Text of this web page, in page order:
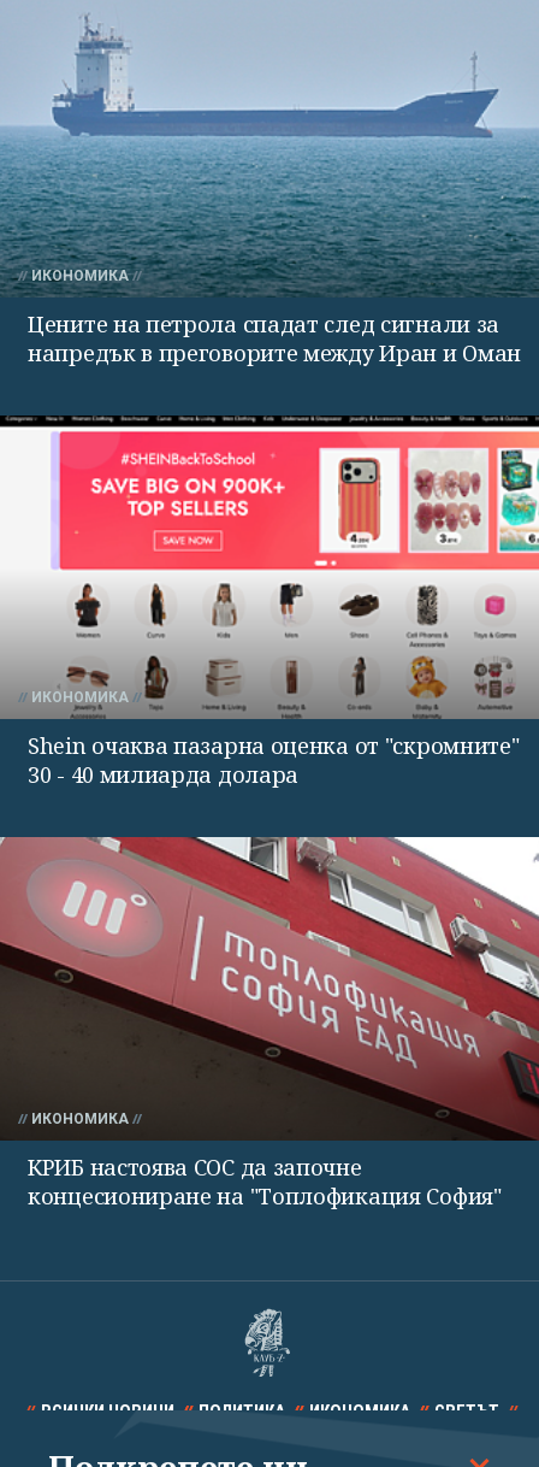
ИКОНОМИКА
Цените на петрола спадат след сигнали за
напредък в преговорите между Иран и Оман
ИКОНОМИКА
Shein очаква пазарна оценка от "скромните"
30 - 40 милиарда долара
ИКОНОМИКА
КРИБ настоява СОС да започне
концесиониране на "Топлофикация София"
ВСИЧКИ НОВИНИ ПОЛИТИКА ИКОНОМИКА СВЕТЪТ
СПОРТ КУЛТУРА ТЕХНОЛОГИИ КАЛЕЙДОСКОП